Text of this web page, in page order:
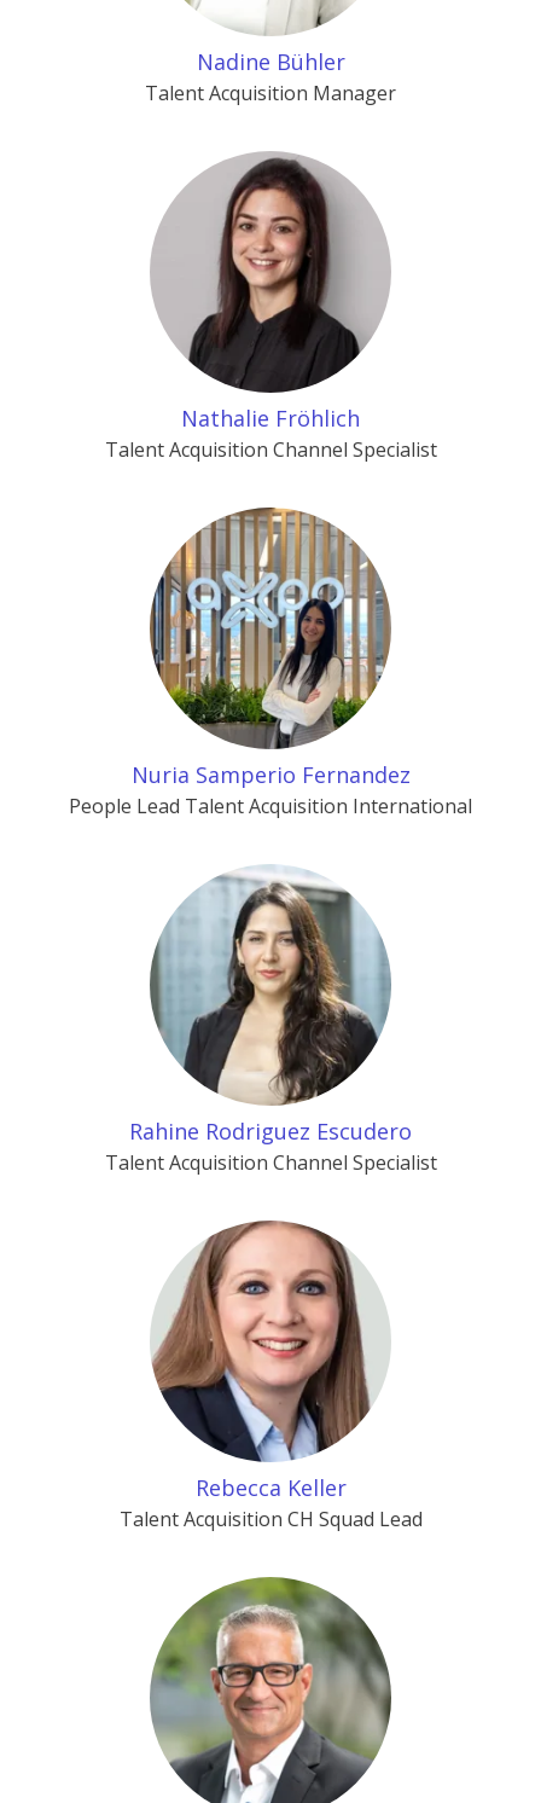
Nadine Bühler
Talent Acquisition Manager
Nathalie Fröhlich
Talent Acquisition Channel Specialist
Nuria Samperio Fernandez
People Lead Talent Acquisition International
Rahine Rodriguez Escudero
Talent Acquisition Channel Specialist
Rebecca Keller
Talent Acquisition CH Squad Lead